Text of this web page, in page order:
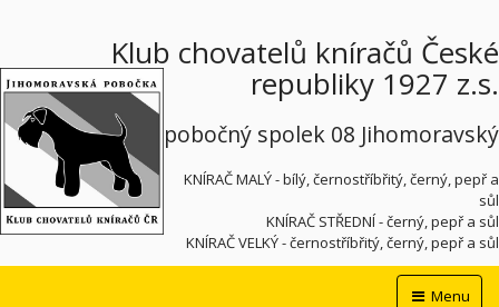
Klub chovatelů kníračů České
republiky 1927 z.s.
pobočný spolek 08 Jihomoravský
KNÍRAČ MALÝ - bílý, černostříbřitý, černý, pepř a
sůl
KNÍRAČ STŘEDNÍ - černý, pepř a sůl
KNÍRAČ VELKÝ - černostříbřitý, černý, pepř a sůl
Menu